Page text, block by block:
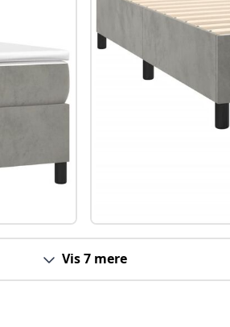
Vis 7 mere